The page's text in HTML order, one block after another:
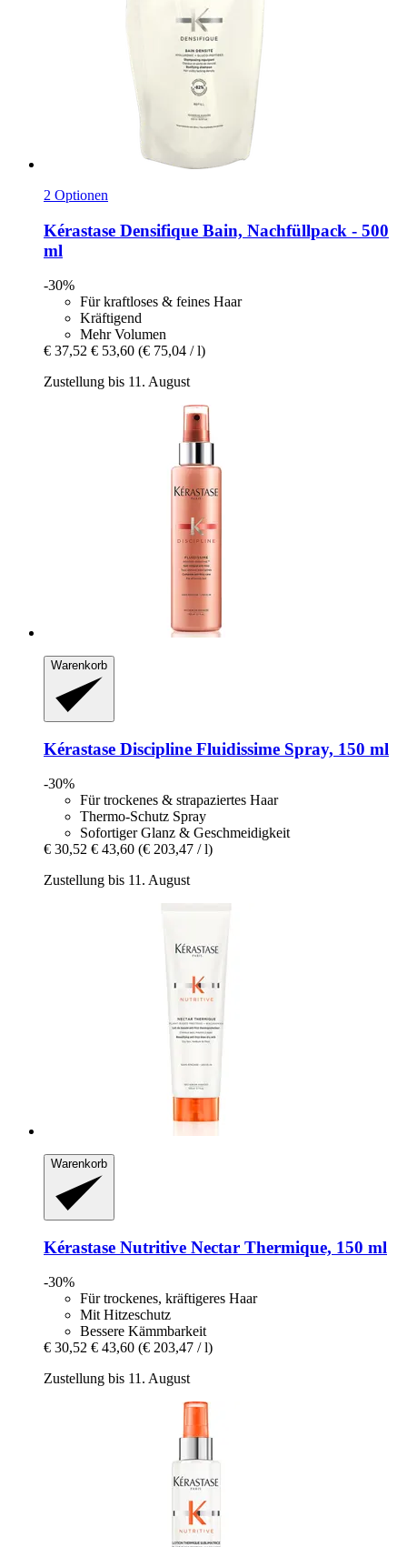
2 Optionen
Kérastase Densifique Bain, Nachfüllpack -​ 500
ml
-30%
Für kraftloses & feines Haar
Kräftigend
Mehr Volumen
€ 37,52 € 53,60 (€ 75,04 / l)
Zustellung bis 11. August
Warenkorb
Kérastase Discipline Fluidissime Spray, 150 ml
-30%
Für trockenes & strapaziertes Haar
Thermo-Schutz Spray
Sofortiger Glanz & Geschmeidigkeit
€ 30,52 € 43,60 (€ 203,47 / l)
Zustellung bis 11. August
Warenkorb
Kérastase Nutritive Nectar Thermique, 150 ml
-30%
Für trockenes, kräftigeres Haar
Mit Hitzeschutz
Bessere Kämmbarkeit
€ 30,52 € 43,60 (€ 203,47 / l)
Zustellung bis 11. August